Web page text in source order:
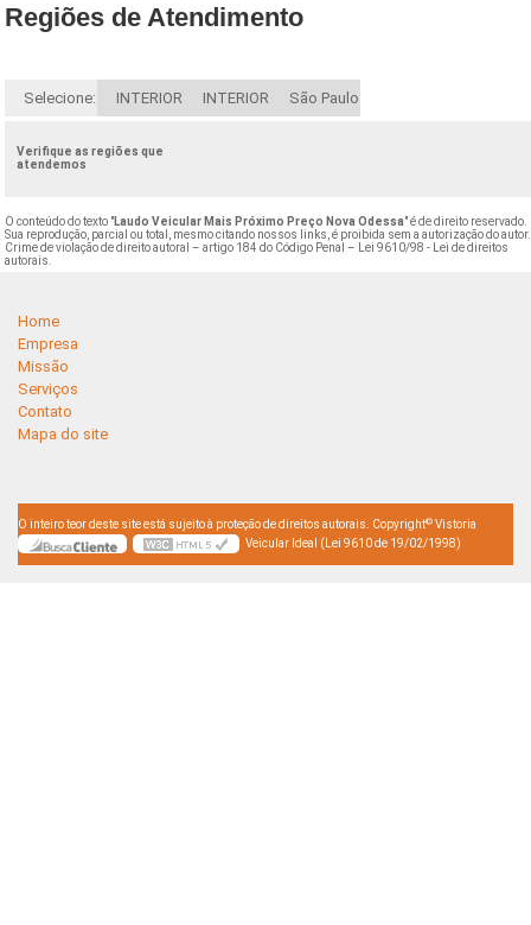
Regiões de Atendimento
Selecione: INTERIOR INTERIOR São Paulo
Verifique as regiões que
atendemos
O conteúdo do texto "Laudo Veicular Mais Próximo Preço Nova Odessa" é de direito reservado.
Sua reprodução, parcial ou total, mesmo citando nossos links, é proibida sem a autorização do autor.
Crime de violação de direito autoral – artigo 184 do Código Penal –
Lei 9610/98 - Lei de direitos
autorais
Home
Empresa
Missão
Serviços
Contato
Mapa do site
O inteiro teor deste site está sujeito à proteção de direitos autorais. Copyright© Vistoria
Veicular Ideal (Lei 9610 de 19/02/1998)